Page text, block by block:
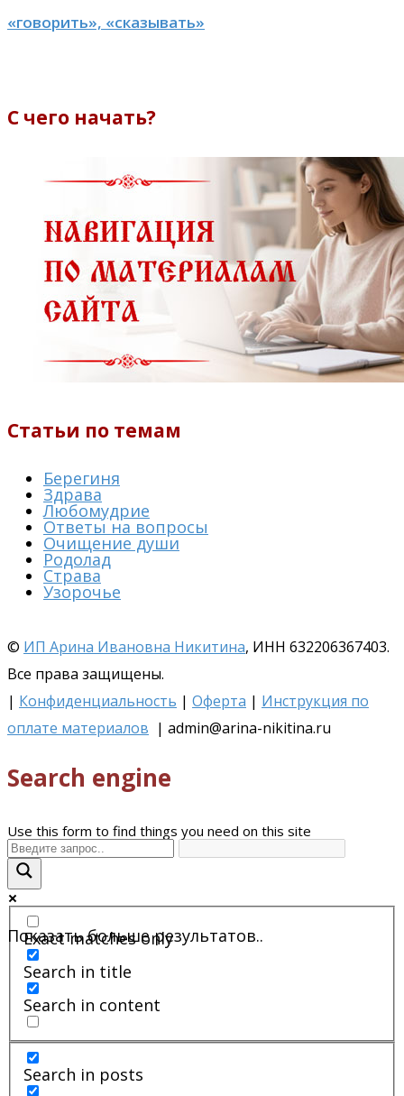
«говорить», «сказывать»
С чего начать?
Статьи по темам
Берегиня
Здрава
Любомудрие
Ответы на вопросы
Очищение души
Родолад
Страва
Узорочье
© ИП Арина Ивановна Никитина, ИНН 632206367403.
Все права защищены.
| Конфиденциальность | Оферта | Инструкция по
оплате материалов | admin@arina-nikitina.ru
Search engine
Use this form to find things you need on this site
Показать больше результатов..
Exact matches only
Search in title
Search in content
Search in posts